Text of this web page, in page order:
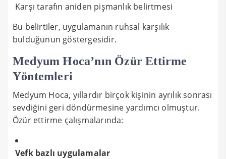
Karşı tarafın aniden pişmanlık belirtmesi
Bu belirtiler, uygulamanın ruhsal karşılık
bulduğunun göstergesidir.
Medyum Hoca’nın Özür Ettirme
Yöntemleri
Medyum Hoca, yıllardır birçok kişinin ayrılık sonrası
sevdiğini geri döndürmesine yardımcı olmuştur.
Özür ettirme çalışmalarında:
Vefk bazlı uygulamalar